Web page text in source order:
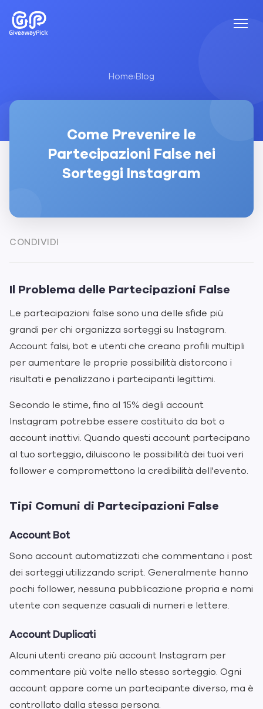
Home›Blog
Come Prevenire le
Partecipazioni False nei
Sorteggi Instagram
CONDIVIDI
Il Problema delle Partecipazioni False
Le partecipazioni false sono una delle sfide più
grandi per chi organizza sorteggi su Instagram.
Account falsi, bot e utenti che creano profili multipli
per aumentare le proprie possibilità distorcono i
risultati e penalizzano i partecipanti legittimi.
Secondo le stime, fino al 15% degli account
Instagram potrebbe essere costituito da bot o
account inattivi. Quando questi account partecipano
al tuo sorteggio, diluiscono le possibilità dei tuoi veri
follower e compromettono la credibilità dell'evento.
Tipi Comuni di Partecipazioni False
Account Bot
Sono account automatizzati che commentano i post
dei sorteggi utilizzando script. Generalmente hanno
pochi follower, nessuna pubblicazione propria e nomi
utente con sequenze casuali di numeri e lettere.
Account Duplicati
Alcuni utenti creano più account Instagram per
commentare più volte nello stesso sorteggio. Ogni
account appare come un partecipante diverso, ma è
controllato dalla stessa persona.